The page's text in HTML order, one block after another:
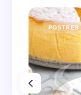
POSTRES